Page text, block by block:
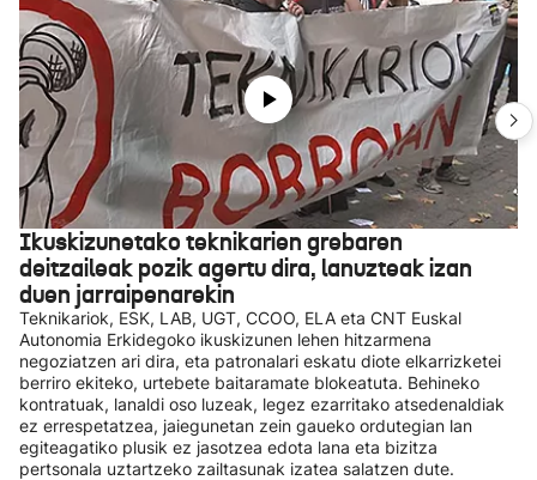
Ikuskizunetako teknikarien grebaren
deitzaileak pozik agertu dira, lanuzteak izan
duen jarraipenarekin
Teknikariok, ESK, LAB, UGT, CCOO, ELA eta CNT Euskal
Autonomia Erkidegoko ikuskizunen lehen hitzarmena
negoziatzen ari dira, eta patronalari eskatu diote elkarrizketei
berriro ekiteko, urtebete baitaramate blokeatuta. Behineko
kontratuak, lanaldi oso luzeak, legez ezarritako atsedenaldiak
ez errespetatzea, jaiegunetan zein gaueko ordutegian lan
egiteagatiko plusik ez jasotzea edota lana eta bizitza
pertsonala uztartzeko zailtasunak izatea salatzen dute.